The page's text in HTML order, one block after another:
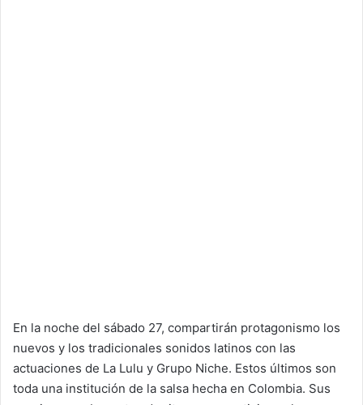
En la noche del sábado 27, compartirán protagonismo los
nuevos y los tradicionales sonidos latinos con las
actuaciones de La Lulu y Grupo Niche. Estos últimos son
toda una institución de la salsa hecha en Colombia. Sus